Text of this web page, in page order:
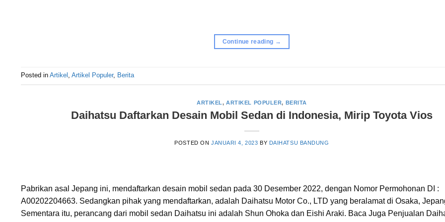
Continue reading →
Posted in Artikel , Artikel Populer, Berita
ARTIKEL,ARTIKEL POPULER, BERITA
Daihatsu Daftarkan Desain Mobil Sedan di Indonesia, Mirip Toyota Vios
POSTED ON JANUARI 4, 2023 BY DAIHATSU BANDUNG
Pabrikan asal Jepang ini, mendaftarkan desain mobil sedan pada 30 Desember 2022, dengan Nomor Permohonan DI :
A00202204663. Sedangkan pihak yang mendaftarkan, adalah Daihatsu Motor Co., LTD yang beralamat di Osaka,
Sementara itu, perancang dari mobil sedan Daihatsu ini adalah Shun Ohoka dan Eishi Araki. Baca Juga Penjualan